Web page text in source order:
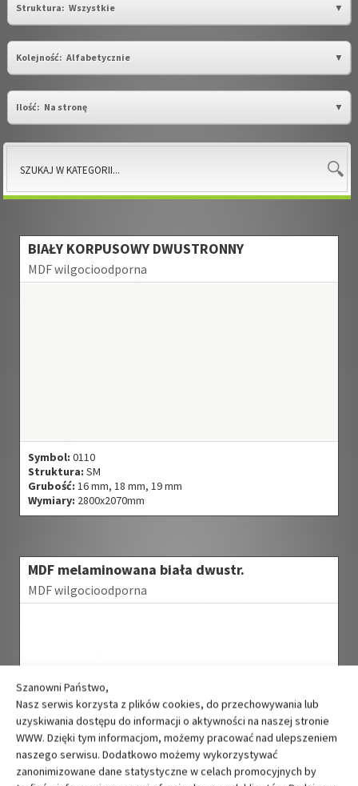
Szanowni Państwo,
Nasz serwis korzysta z plików cookies, do przechowywania lub
uzyskiwania dostępu do informacji o aktywności na naszej stronie
WWW. Dzięki tym informacjom, możemy pracować nad ulepszeniem
naszego serwisu. Dodatkowo możemy wykorzystywać
zanonimizowane dane statystyczne w celach promocyjnych by
Struktura: Wszystkie
Kolejność: Alfabetycznie
Ilość: Na stronę
BIAŁY KORPUSOWY DWUSTRONNY
MDF wilgocioodporna
Symbol: 0110
Struktura: SM
Grubość: 16 mm, 18 mm, 19 mm
Wymiary: 2800x2070mm
MDF melaminowana biała dwustr.
MDF wilgocioodporna
Symbol:K110